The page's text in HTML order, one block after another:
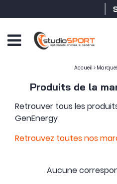
Accueil >
Produits de la
Retrouver tous les
GenEnergy
Retrouvez toutes nos
Aucune